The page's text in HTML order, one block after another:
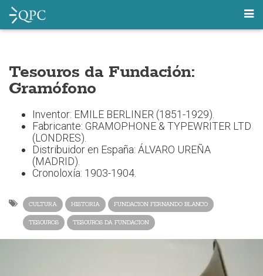
Tesouros da Fundación:
Gramófono
Inventor: EMILE BERLINER (1851-1929).
Fabricante: GRAMOPHONE & TYPEWRITER LTD
(LONDRES).
Distribuidor en España: ÁLVARO UREÑA
(MADRID).
Cronoloxía: 1903-1904.
CULTURA HISTORIA FUNDACION FERNANDO BLANCO
TESOUROS TESOUROS DA FUNDACION